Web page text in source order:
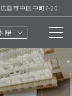
島市中区中町7-20
語